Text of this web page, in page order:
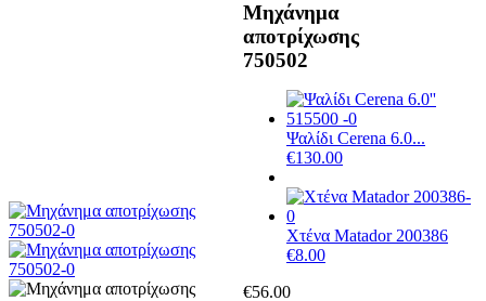
Μηχάνημα
αποτρίχωσης
750502
Ψαλίδι Cerena 6.0...
€130.00
Χτένα Matador 200386
€8.00
€56.00